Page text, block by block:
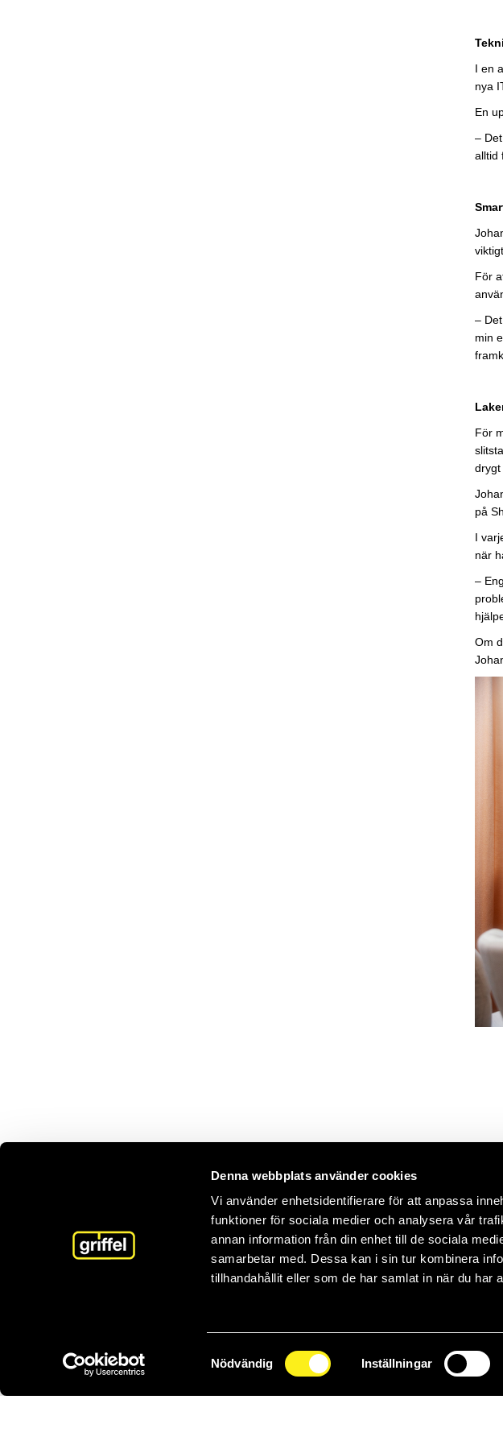
Denna webbplats använder cookies
Vi använder enhetsidentifierare för att anpassa
funktioner för sociala medier och analysera vår
annan information från din enhet till de sociala
samarbetar med. Dessa kan i sin tur kombinera
tillhandahållit eller som de har samlat in när du har
Samtyckesval
Nödvändig Inställningar
I en
nya
En
–
alltid
För
–
min
För
drygt
på
I
när
–
Om